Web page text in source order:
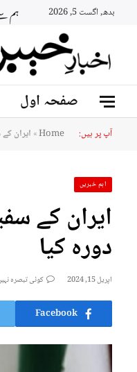
بدھ, اگست 5, 2026 ہم
صفحہ اول
آپ پر ہیں: Home
» ایران
اہم خبریں
ایران کے
دورہ کیا
اپریل 15, 2024 کوئی تبصرہ
Facebook